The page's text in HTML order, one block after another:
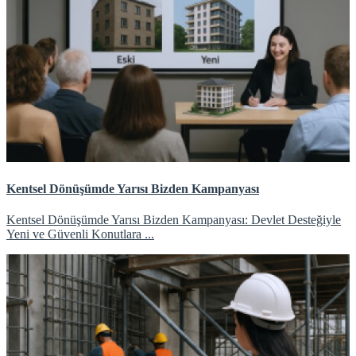
Kentsel Dönüşümde Yarısı Bizden Kampanyası
Kentsel Dönüşümde Yarısı Bizden Kampanyası: Devlet Desteğiyle
Yeni ve Güvenli Konutlara ...